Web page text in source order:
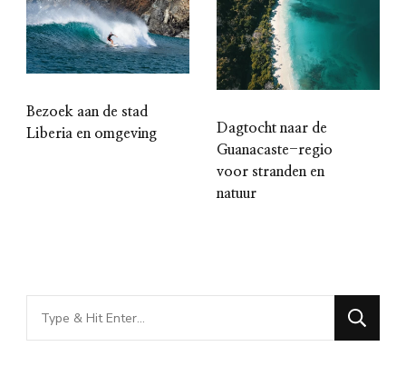
Bezoek aan de stad
Liberia en omgeving
Dagtocht naar de
Guanacaste-regio
voor stranden en
natuur
Looking
for